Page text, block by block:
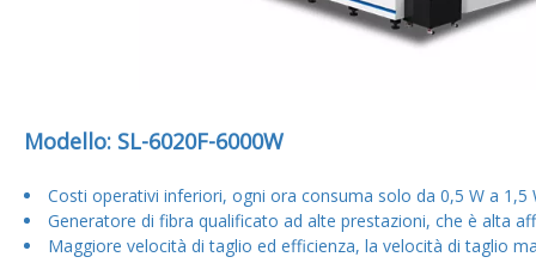
Modello: SL-6020F-6000W
Costi operativi inferiori, ogni ora consuma solo da 0,5 W a 1,5
Generatore di fibra qualificato ad alte prestazioni, che è alta
Maggiore velocità di taglio ed efficienza, la velocità di taglio